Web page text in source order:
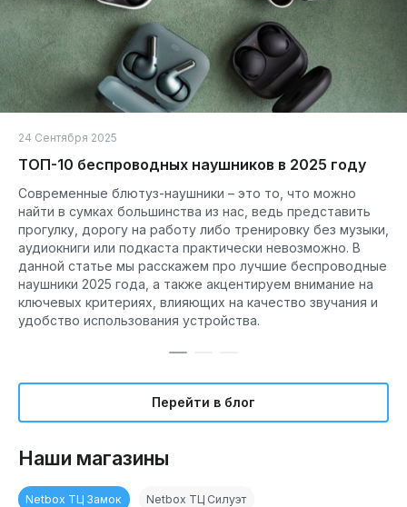
24 Сентября 2025
ТОП-10 беспроводных наушников в 2025 году
Современные блютуз-наушники – это то, что можно
найти в сумках большинства из нас, ведь представить
прогулку, дорогу на работу либо тренировку без музыки,
аудиокниги или подкаста практически невозможно. В
данной статье мы расскажем про лучшие беспроводные
наушники 2025 года, а также акцентируем внимание на
ключевых критериях, влияющих на качество звучания и
удобство использования устройства.
Перейти в блог
Наши магазины
Netbox ТЦ Замок Netbox ТЦ Силуэт